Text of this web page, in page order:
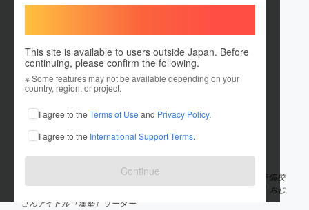
This site is available to users outside Japan. Before
continuing, please confirm the following.
※ Some features may not be available depending on your
country, region, or project.
I agree to the Terms of Use and Privacy Policy.
I agree to the International Support Terms.
Continue
ながめ
これまでに41回支援して6件のプロジェクトを投稿しています
在住国：日本 現在地：大阪府
出身国：日本 出身地：熊本県
元高校教師。退職後、学習塾の講師・エリアマネージャーを経て予備校
講師に｜速読インストラクター｜日本ビジネス大喜利協会｜作家｜おじ
さんアイドル「漢塾」リーダー